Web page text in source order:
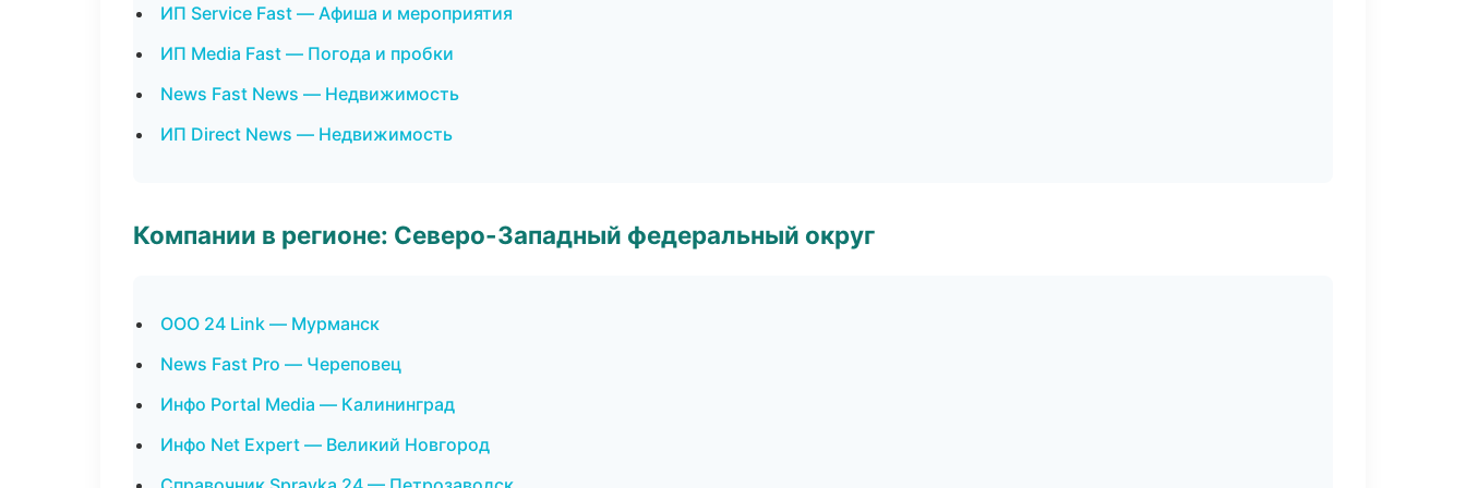
ИП Service Fast — Афиша и мероприятия
ИП Media Fast — Погода и пробки
News Fast News — Недвижимость
ИП Direct News — Недвижимость
Компании в регионе: Северо-Западный федеральный округ
ООО 24 Link — Мурманск
News Fast Pro — Череповец
Инфо Portal Media — Калининград
Инфо Net Expert — Великий Новгород